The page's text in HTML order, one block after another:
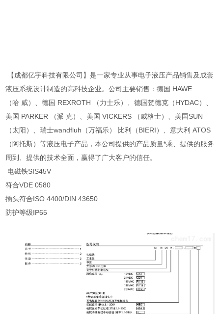
【成都亿宇科技有限公司】是一家专业从事电子液压产品销售及成套
液压系统设计制造的高科技企业。公司主要销售：德国 HAWE
（哈 威）、德国 REXROTH （力士乐）、德国贺德克（HYDAC）、
美国 PARKER （派 克）、美国 VICKERS （威格士）、美国SUN
（太阳）、瑞士wandfluh（万福乐） 比利（BIERI）、意大利 ATOS
（阿托斯）等液压电子产品，本公司提供的产品质量*乘、提供的服务
周到、提供的技术全面，赢得了广大客户的信任。
电磁铁SIS45V
符合VDE 0580
插头符合ISO 4400/DIN 43650
防护等级IP65